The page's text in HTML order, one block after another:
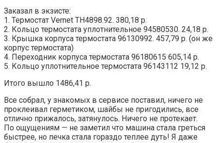
Заказал в экзисте:
1. Термостат Vernet TH4898.92. 380,18 р.
2. Кольцо термостата уплотнительное 94580530. 24,18 р.
3. Крышка корпуса термостата 96130992. 457,79 р. (он же
корпус термостата)
4. Переходник корпуса термостата 96180615 605,14 р.
5. Кольцо уплотнительное термостата 96143112 19,12 р.
Итого вышло 1486,41 р.
Все собрал, у знакомых в сервисе поставил, ничего не
проклеивал герметиком, шайбы не пригодились, все
отлично прижалось, затянулось. Ничего не протекает.
По ощущениям — не заметил что машина стала греться
быстрее, но печка стала гораздо теплее дуть! Я даже